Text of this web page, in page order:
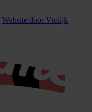
Website door Vrolijk